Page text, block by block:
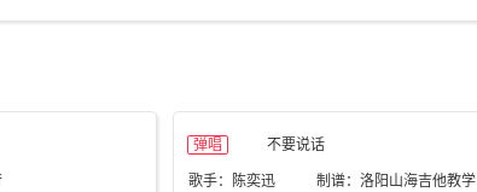
弹唱 不要说话
歌手：陈奕迅 制谱：洛阳山海吉他教学